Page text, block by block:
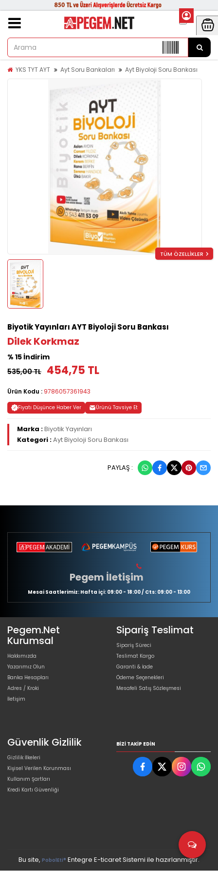
YKS TYT AYT Ayt Soru Bankaları Ayt Biyoloji Soru Bankası
TÜM ÖZELLİKLER
Biyotik Yayınları AYT Biyoloji Soru Bankası
Dilek Korkmaz
% 15 İndirim
535,00 TL 454,75 TL
Ürün Kodu : 9786057361943
Fiyatı Düşünce Haber Ver Ürünü Tavsiye Et
Marka :Biyotik Yayınları
Kategori :Ayt Biyoloji Soru Bankası
PAYLAŞ :
Pegem İletişim
Mesai Saatlerimiz: Hafta içi: 09:00 - 18:00 / Cts: 09:00 - 13:00
Pegem.Net
Kurumsal
Hakkımızda
Yazarımız Olun
Banka Hesapları
Adres / Kroki
İletişim
Sipariş Teslimat
Sipariş Süreci
Teslimat Kargo
Garanti & İade
Ödeme Seçenekleri
Mesafeli Satış Sözleşmesi
Güvenlik Gizlilik
Gizlilik İlkeleri
Kişisel Verilen Korunması
Kullanım Şartları
Kredi Kartı Güvenliği
BIZI TAKIP EDIN
Bu site, PobolEti® Entegre E-ticaret Sistemi ile hazırlanmıştır.